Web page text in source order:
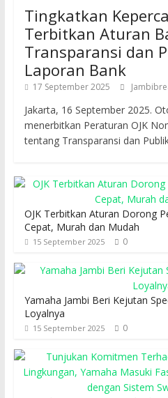
Tingkatkan
Terbitkan Aturan
Transparansi dan
Laporan Bank
17 September 2025
Jakarta, 16 September 2025.
menerbitkan Peraturan OJK
tentang Transparansi dan
OJK Terbitkan Aturan Dorong
Cepat, Murah dan Mudah
15 September 2025 0
Yamaha Jambi Beri Kejutan
Loyalnya
15 September 2025 0